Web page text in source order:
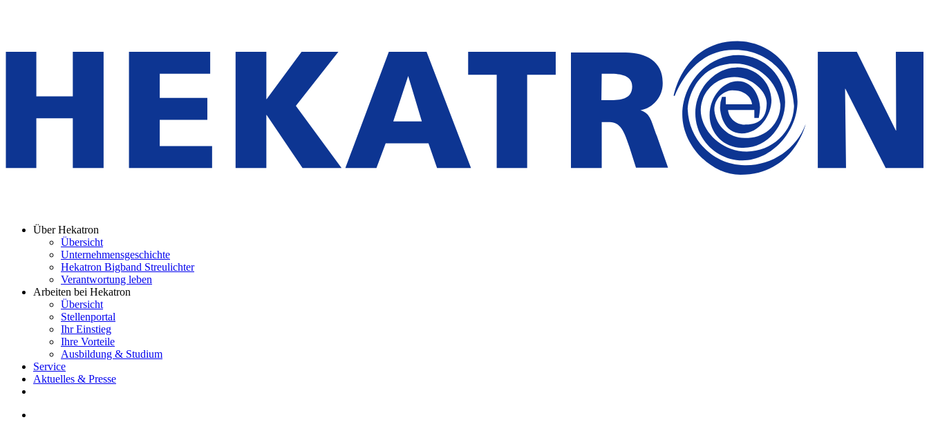
Über Hekatron
Übersicht
Unternehmensgeschichte
Hekatron Bigband Streulichter
Verantwortung leben
Arbeiten bei Hekatron
Übersicht
Stellenportal
Ihr Einstieg
Ihre Vorteile
Ausbildung & Studium
Service
Aktuelles & Presse